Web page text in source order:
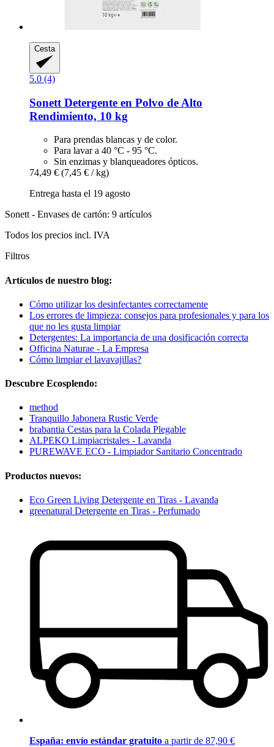
Cesta
5.0 (4)
Sonett Detergente en Polvo de Alto
Rendimiento, 10 kg
Para prendas blancas y de color.
Para lavar a 40 °C - 95 °C.
Sin enzimas y blanqueadores ópticos.
74,49 € (7,45 € / kg)
Entrega hasta el 19 agosto
Sonett - Envases de cartón: 9 artículos
Todos los precios incl. IVA
Filtros
Artículos de nuestro blog:
Cómo utilizar los desinfectantes correctamente
Los errores de limpieza: consejos para profesionales y para los
que no les gusta limpiar
Detergentes: La importancia de una dosificación correcta
Officina Naturae - La Empresa
Cómo limpiar el lavavajillas?
Descubre Ecosplendo:
method
Tranquillo Jabonera Rustic Verde
brabantia Cestas para la Colada Plegable
ALPEKO Limpiacristales - Lavanda
PUREWAVE ECO - Limpiador Sanitario Concentrado
Productos nuevos:
Eco Green Living Detergente en Tiras - Lavanda
greenatural Detergente en Tiras - Perfumado
España: envío estándar gratuito a partir de 87,90 €